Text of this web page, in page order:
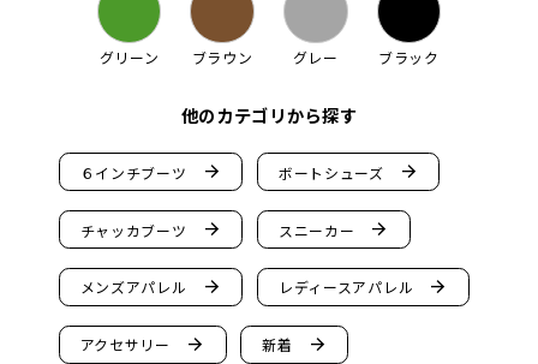
グリーン ブラウン グレー ブラック
他のカテゴリから探す
６インチブーツ arrow_forward ボートシューズ arrow_forward
チャッカブーツ arrow_forward スニーカー arrow_forward
メンズアパレル arrow_forward レディースアパレル arrow_forward
アクセサリー arrow_forward 新着 arrow_forward